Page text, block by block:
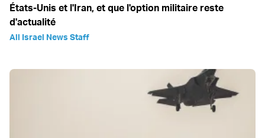
États-Unis et l'Iran, et que l'option militaire reste
d'actualité
All Israel News Staff